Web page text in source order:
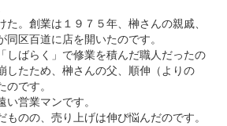
。創業は１９７５年、榊さんの親戚、
区百道に店を開いたのです。
しばらく」で修業を積んだ職人だったの
したため、榊さんの父、順伸（よりの
です。
営業マンです。
ものの、売り上げは伸び悩んだのです。